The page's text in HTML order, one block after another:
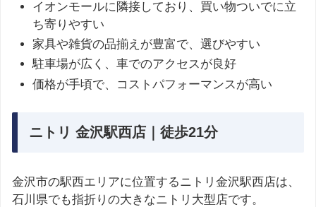
イオンモールに隣接しており、買い物ついでに立
ち寄りやすい
家具や雑貨の品揃えが豊富で、選びやすい
駐車場が広く、車でのアクセスが良好
価格が手頃で、コストパフォーマンスが高い
ニトリ 金沢駅西店｜徒歩21分
金沢市の駅西エリアに位置するニトリ金沢駅西店は、
石川県でも指折りの大きなニトリ大型店です。